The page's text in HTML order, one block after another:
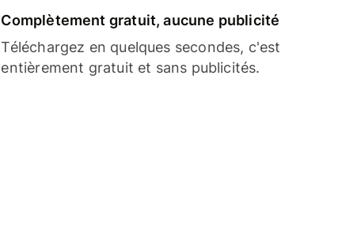
Complètement gratuit, aucune publicité
Téléchargez en quelques secondes, c'est
entièrement gratuit et sans publicités.